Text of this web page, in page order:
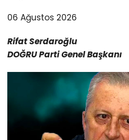
06 Ağustos 2026
Rifat Serdaroğlu
DOĞRU Parti Genel Başkanı